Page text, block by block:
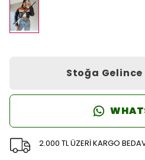
Stoğa Gelince
2.000 TL ÜZERİ KARGO